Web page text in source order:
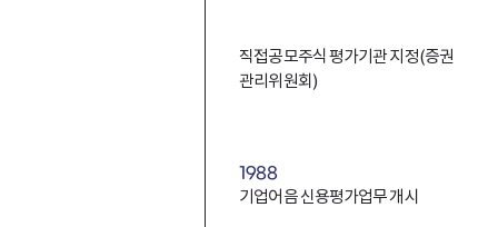
직접공모주식 평가기관 지정(증권
관리위원회)
1988
기업어음 신용평가업무 개시